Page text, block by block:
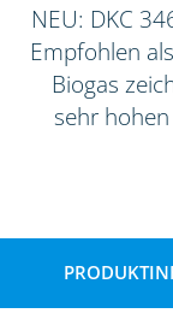
NEU: DKC
Empfohlen
Biogas
sehr